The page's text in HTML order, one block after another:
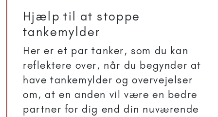
Hjælp til at stoppe
tankemylder
Her er et par tanker, som du kan
reflektere over, når du begynder at
have tankemylder og overvejelser
om, at en anden vil være en bedre
partner for dig end din nuværende